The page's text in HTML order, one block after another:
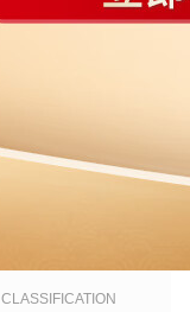
CLASSIFICATION